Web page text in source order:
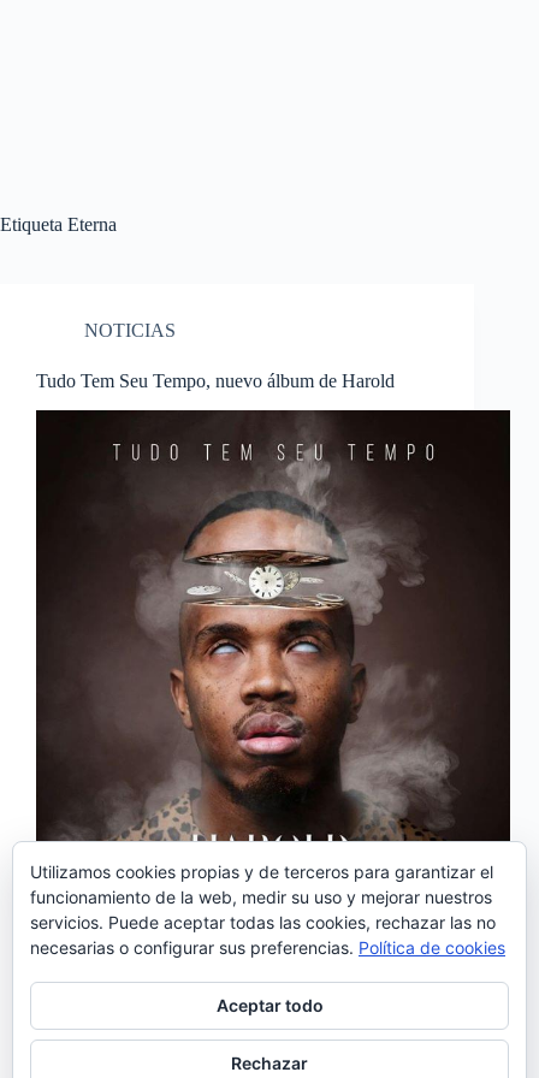
Etiqueta Eterna
NOTICIAS
Tudo Tem Seu Tempo, nuevo álbum de Harold
Harold, conocido por ser parte de
GROGnation acaba de publicar su segundo
álbum:«Tudo Tem Seu Tempo», sucesor de «Indiana
Jones» (2016). Este nuevo álbum está compuesto
por 12 temas e incluye producciones firmadas por El
Conductor, FRXH, Migz y Holly. «Tudo Tem Seu
Tempo»,…
Noemí Sánchez
25/10/2019
Utilizamos cookies propias y de terceros para garantizar el
funcionamiento de la web, medir su uso y mejorar nuestros
servicios. Puede aceptar todas las cookies, rechazar las no
necesarias o configurar sus preferencias. Política de cookies
Aceptar todo
Rechazar